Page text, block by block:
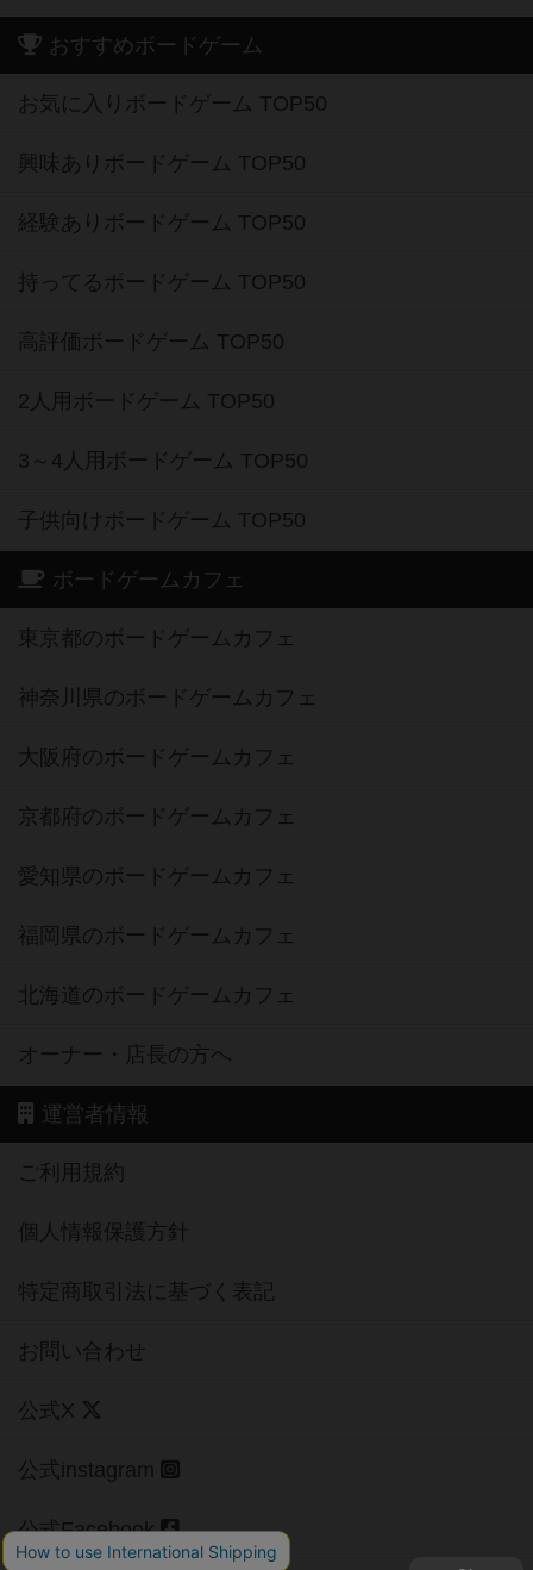
おすすめボードゲーム
お気に入りボードゲーム TOP50
興味ありボードゲーム TOP50
経験ありボードゲーム TOP50
持ってるボードゲーム TOP50
高評価ボードゲーム TOP50
2人用ボードゲーム TOP50
3～4人用ボードゲーム TOP50
子供向けボードゲーム TOP50
ボードゲームカフェ
東京都のボードゲームカフェ
神奈川県のボードゲームカフェ
大阪府のボードゲームカフェ
京都府のボードゲームカフェ
愛知県のボードゲームカフェ
福岡県のボードゲームカフェ
北海道のボードゲームカフェ
オーナー・店長の方へ
運営者情報
ご利用規約
個人情報保護方針
特定商取引法に基づく表記
お問い合わせ
公式X
公式instagram
公式Facebook